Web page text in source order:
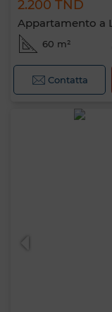
2.200 TND
Appartamento a
60 m²
Contatta